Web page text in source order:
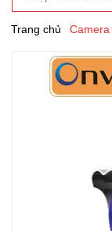
Trang chủ Camera